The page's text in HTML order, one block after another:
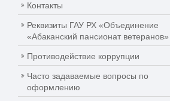
Контакты
Реквизиты ГАУ РХ «Объединение
«Абаканский пансионат ветеранов»
Противодействие коррупции
Часто задаваемые вопросы по
оформлению